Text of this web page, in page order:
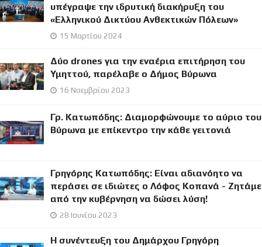
υπέγραψε την ιδρυτική διακήρυξη του
«Ελληνικού Δικτύου Ανθεκτικών Πόλεων»
15 Μαρτίου 2024
Δύο drones για την εναέρια επιτήρηση του
Υμηττού, παρέλαβε ο Δήμος Βύρωνα
16 Νοεμβρίου 2023
Γρ. Κατωπόδης: Διαμορφώνουμε το αύριο του
Βύρωνα με επίκεντρο την κάθε γειτονιά
Γρηγόρης Κατωπόδης: Είναι αδιανόητο να
περάσει σε ιδιώτες o Λόφος Κοπανά - Ζητάμε
από την κυβέρνηση να δώσει λύση!
28 Ιουνίου 2023
Η συνέντευξη του Δημάρχου Γρηγόρη